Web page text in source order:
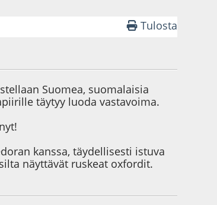
Tulosta
Suomea, suomalaisia
täytyy luoda vastavoima.
kanssa, täydellisesti istuva
näyttävät ruskeat oxfordit.